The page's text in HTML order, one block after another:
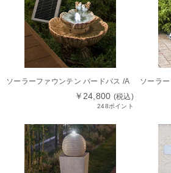
ソーラーファウンテン バードバス /A
￥24,800 (税込)
248ポイント
ソーラ